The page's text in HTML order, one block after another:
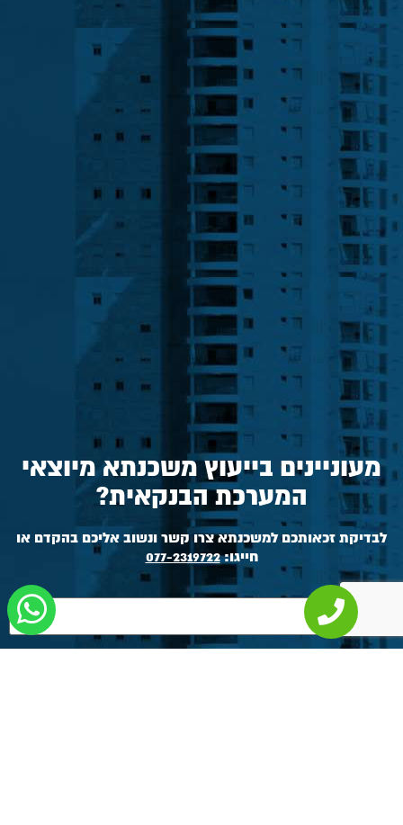
מעוניינים בייעוץ משכנתא מיוצאי
המערכת הבנקאית?
לבדיקת זכאותכם למשכנתא צרו קשר ונשוב אליכם בהקדם או
חייגו:077-2319722